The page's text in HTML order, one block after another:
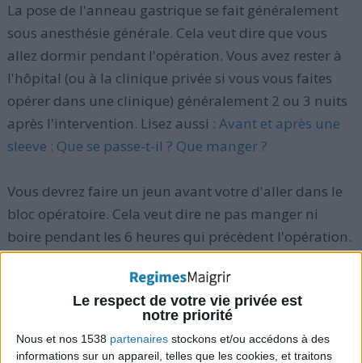
Le respect de votre vie privée est
notre priorité
Nous et nos 1538 partenaires stockons et/ou accédons à des
informations sur un appareil, telles que les cookies, et traitons
La pose de l'anneau gastrique se fait généralement
sous anesthésie générale. Cela veut dire que vous
allez dormir pendant l'opération. Vous avez rester à
l'hôpital (ou à la clinique privée si vous vous faites
opérer dans une clinique) généralement 2 ou 3 nuits
après l'intervention. Lisez aussi : Avant et après une
sleeve : Que se passe-t-il ? Que manger ?
Vous devrez faire un jeun avant votre d'aller dans le
bloc opératoire. Cela veut dire ne pas manger ni
boire pendant les 6 heures qui précèdent l'opération.
Toutefois, il est important de suivre les
recommandations de votre chirurgien, qui peuvent
varier de celles que nous indiquons ici. Lisez aussi :
Quoi emmener à l'hôpital pour une opération de
bypass gastrique ?